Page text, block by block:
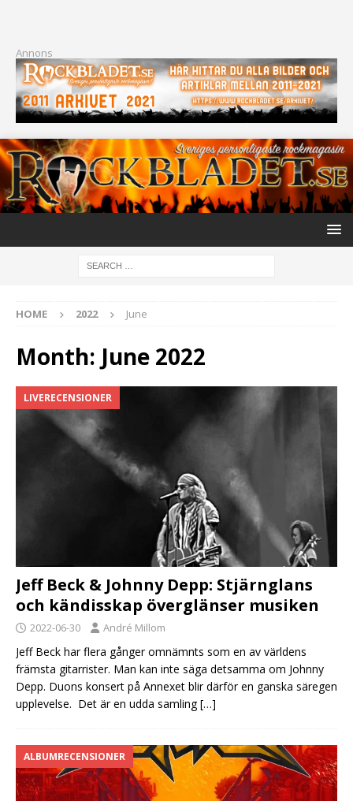
Annons
HOME 2022 June
Month: June 2022
LIVERECENSIONER
Jeff Beck & Johnny Depp: Stjärnglans
och kändisskap överglänser musiken
2022-06-30 André Millom
Jeff Beck har flera gånger omnämnts som en av världens
främsta gitarrister. Man kan inte säga detsamma om Johnny
Depp. Duons konsert på Annexet blir därför en ganska säregen
upplevelse. Det är en udda samling[…]
ALBUMRECENSIONER